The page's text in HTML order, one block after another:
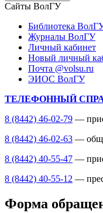
Сайты ВолГУ
Библиотека
Журналы ВолГУ
Личный кабинет
Новый личный
Почта @volsu.ru
ЭИОС ВолГУ
ТЕЛЕФОННЫЙ
8 (8442) 46-02-79 —
8 (8442) 46-02-63 —
8 (8442) 40-55-47 —
8 (8442) 40-55-12 —
Форма